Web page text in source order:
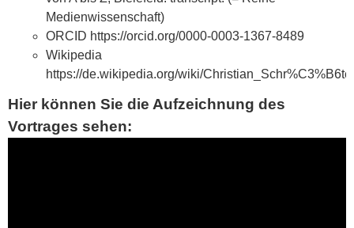
Medienwissenschaft)
ORCID https://orcid.org/0000-0003-1367-8489
Wikipedia
https://de.wikipedia.org/wiki/
Hier können Sie die Aufzeichnung des
Vortrages sehen: